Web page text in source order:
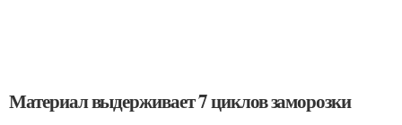
Материал выдерживает 7 циклов заморозки